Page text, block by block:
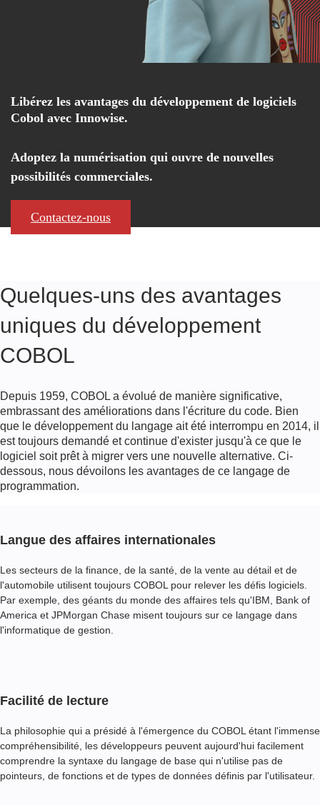
Libérez les avantages du développement de logiciels
Cobol avec Innowise.
Adoptez la numérisation qui ouvre de nouvelles
possibilités commerciales.
Contactez-nous
Quelques-uns des avantages
uniques du développement
COBOL
Depuis 1959, COBOL a évolué de manière significative,
embrassant des améliorations dans l'écriture du code. Bien
que le développement du langage ait été interrompu en 2014, il
est toujours demandé et continue d'exister jusqu'à ce que le
logiciel soit prêt à migrer vers une nouvelle alternative. Ci-
dessous, nous dévoilons les avantages de ce langage de
programmation.
Langue des affaires internationales
Les secteurs de la finance, de la santé, de la vente au détail et de
l'automobile utilisent toujours COBOL pour relever les défis logiciels.
Par exemple, des géants du monde des affaires tels qu'IBM, Bank of
America et JPMorgan Chase misent toujours sur ce langage dans
l'informatique de gestion.
Facilité de lecture
La philosophie qui a présidé à l'émergence du COBOL étant l'immense
compréhensibilité, les développeurs peuvent aujourd'hui facilement
comprendre la syntaxe du langage de base qui n'utilise pas de
pointeurs, de fonctions et de types de données définis par l'utilisateur.